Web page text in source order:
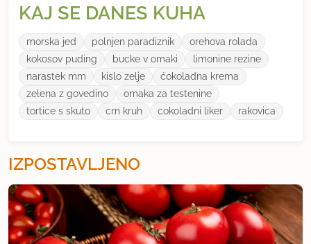
KAJ SE DANES KUHA
morska jed polnjen paradiznik
orehova rolada
kokosov puding
bucke v omaki
limonine rezine
narastek mm
kislo zelje
ćokoladna krema
zelena z govedino
omaka za testenine
tortice s skuto
crn kruh cokoladni liker rakovica
IZPOSTAVLJENO